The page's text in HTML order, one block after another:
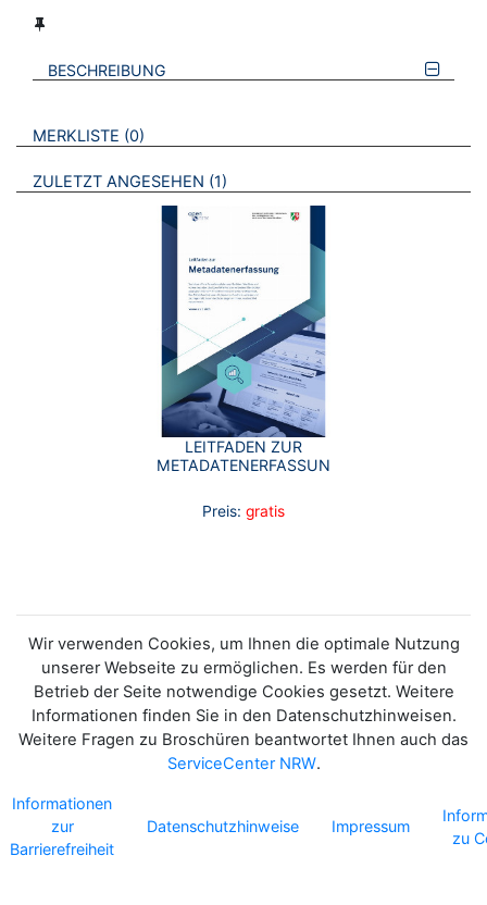
BESCHREIBUNG
VERWEISE AUF VERMERKTE- ODER ZULETZT ANGESEHENE
MERKLISTE 0 BROSCHÜREN
ZULETZT ANGESEHEN 1 BROSCHÜREN
LEITFADEN ZUR
METADATENERFASSUNG
Preis: gratis
Wir verwenden Cookies, um Ihnen die optimale Nutzung
unserer Webseite zu ermöglichen. Es werden für den
Betrieb der Seite notwendige Cookies gesetzt. Weitere
Informationen finden Sie in den Datenschutzhinweisen.
Weitere Fragen zu Broschüren beantwortet Ihnen auch das
ServiceCenter NRW.
Informationen
zur
Barrierefreiheit
Datenschutzhinweise Impressum
zu